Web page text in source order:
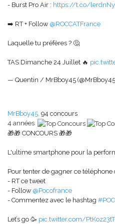
- Burst Pro Air : https://t.co/
➡️ RT + Follow @ROCCATFrance
Laquelle tu préfères ? 🤔
TAS Dimanche 24 Juillet 🔥
— Quentin / MrBboy45
MrBboy45, 94 concours
4 années
🎁🎁 CONCOURS 🎁🎁
L'ultime smartphone pour la
Pour tenter de gagner ce téléphone
- RT ce tweet
- Follow @Pocofrance
- Commentez avec le hashtag
Let’s go 🥳 pic.twitter.com/